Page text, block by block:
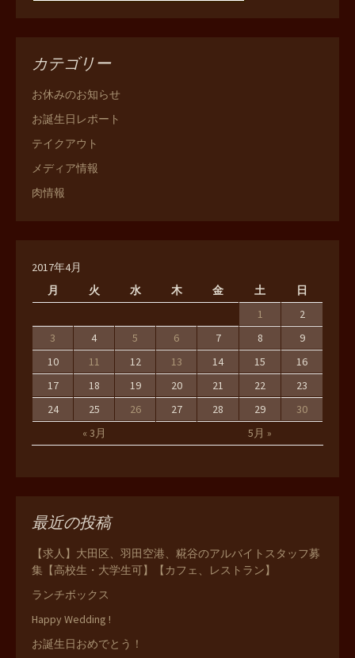
カテゴリー
お休みのお知らせ
お誕生日レポート
テイクアウト
メディア情報
肉情報
2017年4月
月
火 水 木 金 土 日
« 3月 5月 »
1
2
3
4 5 6 7 8
9
10
11 12 13 14 15
16
17
18 19 20 21 22
23
24
25 26 27 28 29 30
最近の投稿
【求人】大田区、羽田空港、糀谷のアルバイトスタッフ募
集【高校生・大学生可】【カフェ、レストラン】
ランチボックス
Happy Wedding !
お誕生日おめでとう！